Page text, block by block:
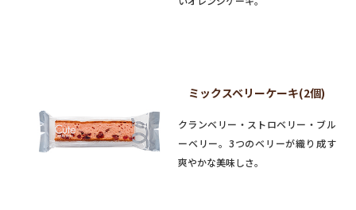
ミックスベリーケーキ(2個)
クランベリー・ストロベリー・ブル
ーベリー。3つのベリーが織り成す
爽やかな美味しさ。